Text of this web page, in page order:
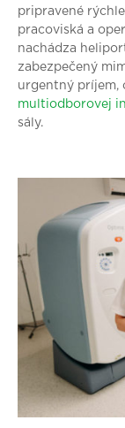
pripravené
pracoviská a
nachádza
zabezpečený
urgentný príjem,
multiodborovej
sály.